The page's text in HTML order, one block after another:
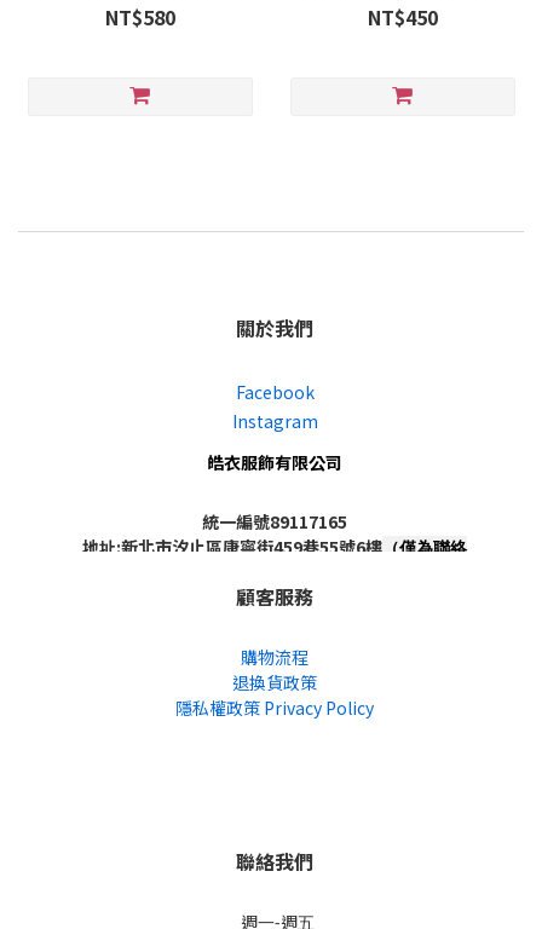
NT$580 NT$450
關於我們
Facebook
Instagram
皓衣服飾有限公司
統一編號89117165
地址:新北市汐止區康寧街459巷55號6樓 （僅為聯絡
顧客服務
購物流程
退換貨政策
隱私權政策 Privacy Policy
聯絡我們
週一-週五